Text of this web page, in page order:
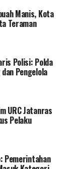
Taufik
mengawal
sebagai
mekanisme
terhadap
dalam
mudah
Manis, Kota
Teraman
Polisi: Polda
Pengelola
URC Jatanras
Pelaku
Pemerintahan